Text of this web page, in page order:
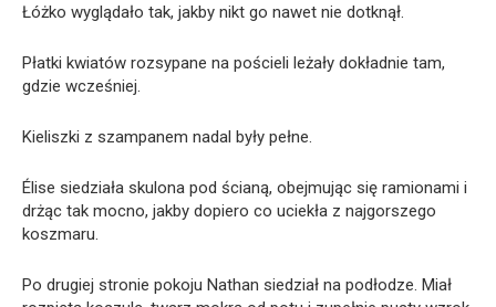
Łóżko wyglądało tak, jakby nikt go nawet nie dotknął.
Płatki kwiatów rozsypane na pościeli leżały dokładnie tam,
gdzie wcześniej.
Kieliszki z szampanem nadal były pełne.
Élise siedziała skulona pod ścianą, obejmując się ramionami i
drżąc tak mocno, jakby dopiero co uciekła z najgorszego
koszmaru.
Po drugiej stronie pokoju Nathan siedział na podłodze. Miał